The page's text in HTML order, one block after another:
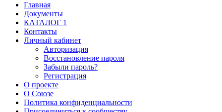
Главная
Документы
КАТАЛОГ 1
Контакты
Личный кабинет
Авторизация
Восстановление пароля
Забыли пароль?
Регистрация
О проекте
О Союзе
Политика конфиденциальности